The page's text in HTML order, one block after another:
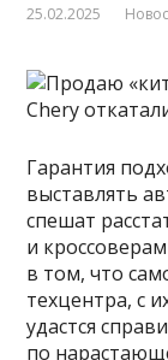
25.02.2025
Гарантия
выставлять
спешат
и
в том, что
техцентра, с
удастся
по